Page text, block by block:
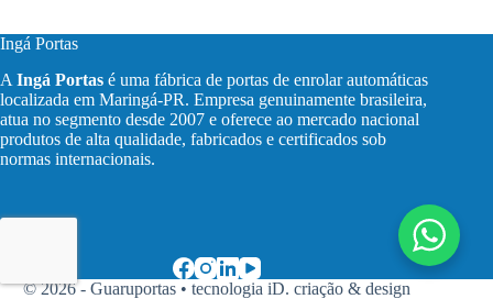
Ingá Portas
A Ingá Portas é uma fábrica de portas de enrolar automáticas
localizada em Maringá-PR. Empresa genuinamente brasileira,
atua no segmento desde 2007 e oferece ao mercado nacional
produtos de alta qualidade, fabricados e certificados sob
normas internacionais.
© 2026 - Guaruportas •tecnologia iD. criação & design